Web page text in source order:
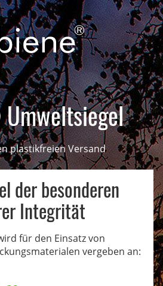
plastikfreien Versand
der besonderen
Integrität
für den Einsatz von
vergeben an: